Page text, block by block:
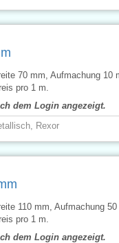
70 mm, Aufmachung 10
pro 1 m.
dem Login angezeigt.
Rexor
110 mm, Aufmachung 50
pro 1 m.
dem Login angezeigt.